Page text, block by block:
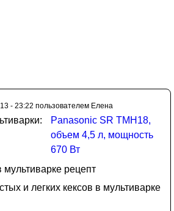
- 23:22 пользователем Елена
Panasonic SR TMH18,
объем 4,5 л, мощность
670 Вт
и легких кексов в мультиварке